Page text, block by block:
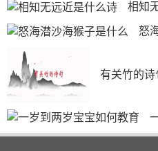
相知
怒
有关竹的诗